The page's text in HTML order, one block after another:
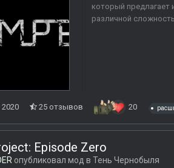
который предлагает
различной
25 отзывов 20
Episode Zero
опубликовал мод в Тень Чернобыля